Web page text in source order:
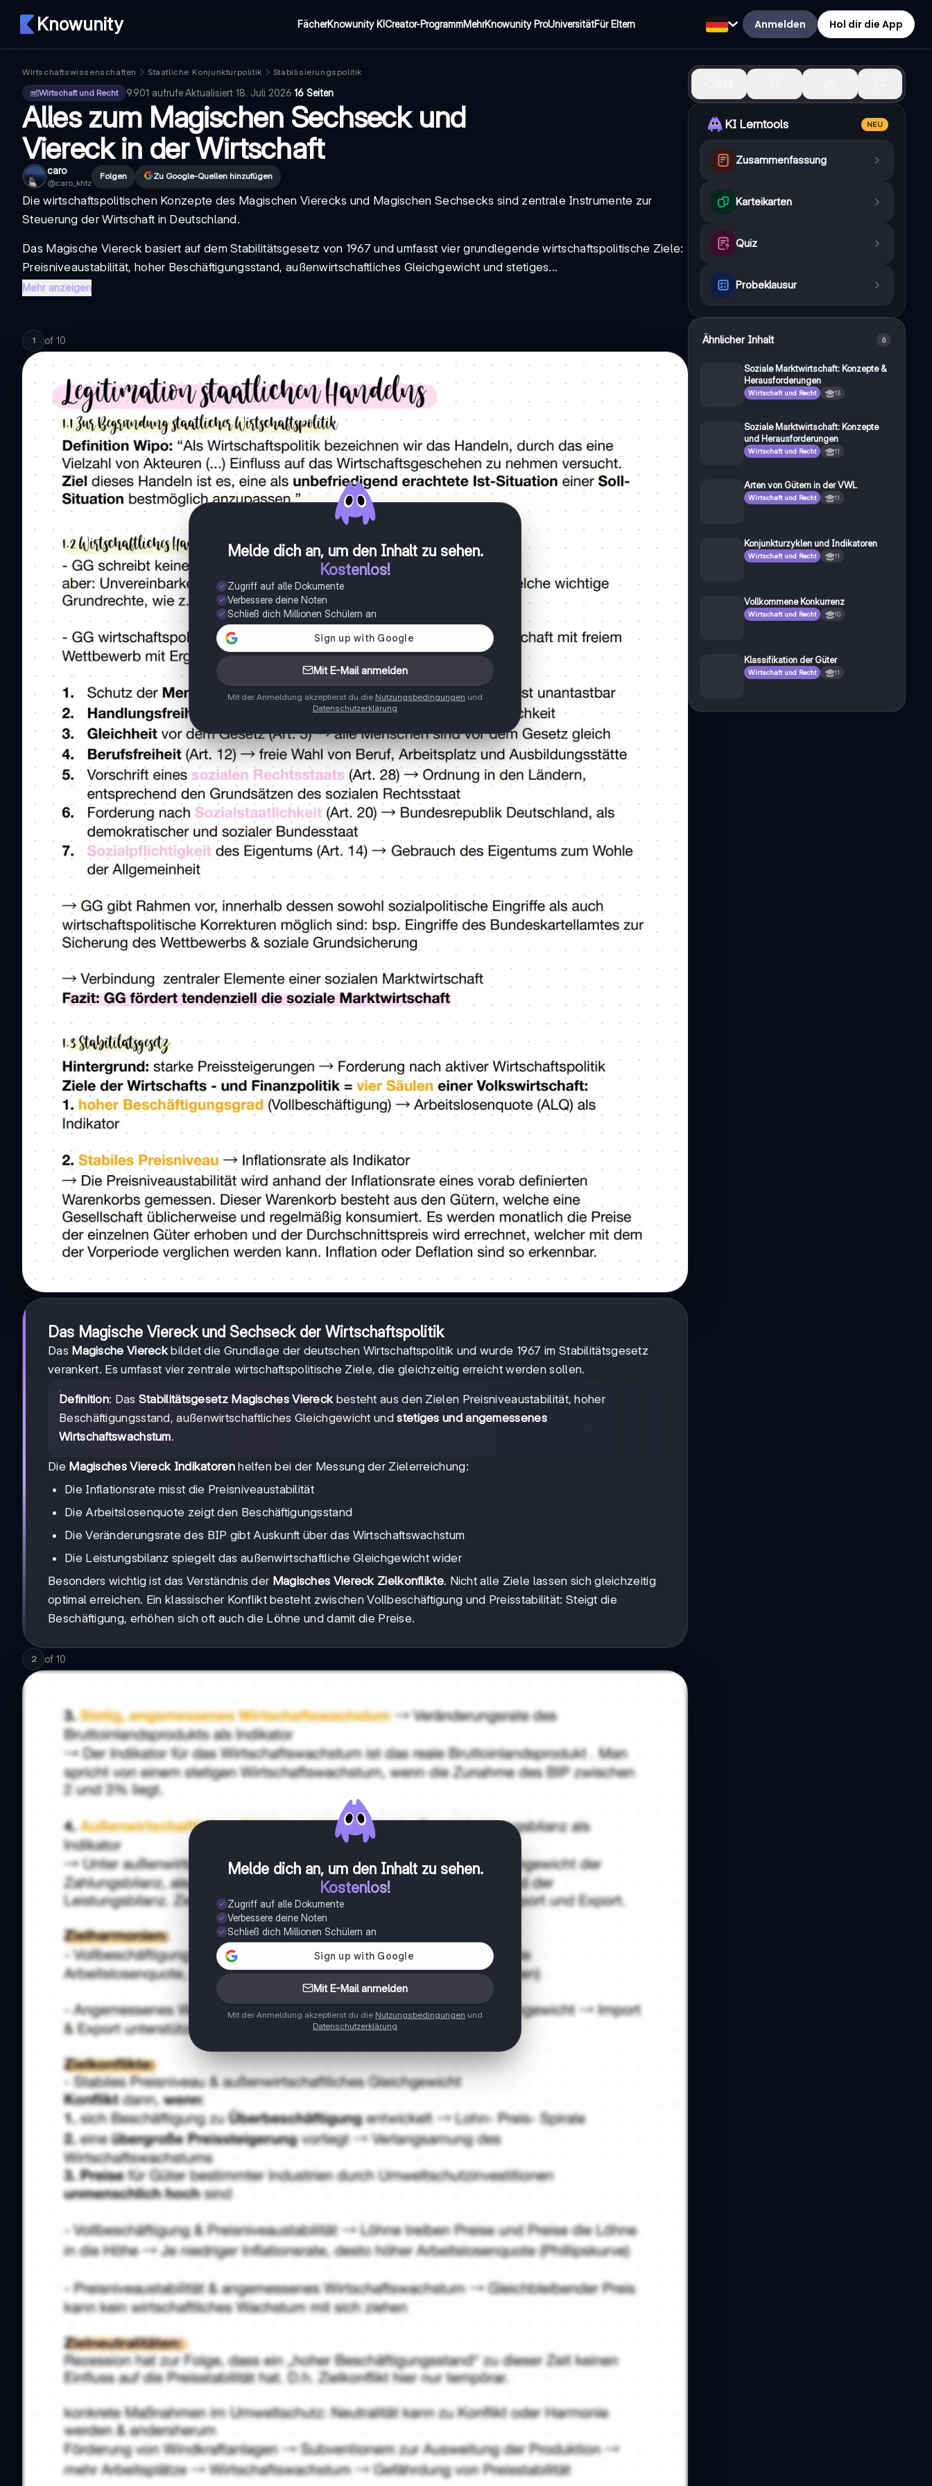
Knowunity FächerKnowunity KICreator-ProgrammMehrKnowunity ProUniversitätFür Eltern Anmelden Hol dir die App
Wirtschaftswissenschaften Staatliche Konjunkturpolitik
Stabilisierungspolitik
Wirtschaft und Recht
9.901 aufrufe·Aktualisiert 18. Juli 2026·16 Seiten
Alles zum Magischen Sechseck und
Viereck in der Wirtschaft
caro
@caro_khtz
Folgen Zu Google-Quellen hinzufügen
Die wirtschaftspolitischen Konzepte des Magischen Vierecks und Magischen Sechsecks sind zentrale Instrumente zur
Steuerung der Wirtschaft in Deutschland.
Das Magische Viereck basiert auf dem Stabilitätsgesetz von 1967 und umfasst vier grundlegende wirtschaftspolitische Ziele:
Preisniveaustabilität, hoher Beschäftigungsstand, außenwirtschaftliches Gleichgewicht und stetiges...
Mehr anzeigen
1 of 10
Melde dich an, um den Inhalt zu sehen.
Kostenlos!
Zugriff auf alle Dokumente
Verbessere deine Noten
Schließ dich Millionen Schülern an
Mit E-Mail anmelden
Mit der Anmeldung akzeptierst du die Nutzungsbedingungen und
Datenschutzerklärung
Das Magische Viereck und Sechseck der Wirtschaftspolitik
Das Magische Viereck bildet die Grundlage der deutschen Wirtschaftspolitik und wurde 1967 im Stabilitätsgesetz
verankert. Es umfasst vier zentrale wirtschaftspolitische Ziele, die gleichzeitig erreicht werden sollen.
Definition: Das Stabilitätsgesetz Magisches Viereck besteht aus den Zielen Preisniveaustabilität, hoher
Beschäftigungsstand, außenwirtschaftliches Gleichgewicht undstetiges und angemessenes
Wirtschaftswachstum.
Die Magisches Viereck Indikatorenhelfen bei der Messung der Zielerreichung:
Die Inflationsrate misst die Preisniveaustabilität
Die Arbeitslosenquote zeigt den Beschäftigungsstand
Die Veränderungsrate des BIP gibt Auskunft über das Wirtschaftswachstum
Die Leistungsbilanz spiegelt das außenwirtschaftliche Gleichgewicht wider
Besonders wichtig ist das Verständnis der Magisches Viereck Zielkonflikte. Nicht alle Ziele lassen sich gleichzeitig
optimal erreichen. Ein klassischer Konflikt besteht zwischen Vollbeschäftigung und Preisstabilität: Steigt die
Beschäftigung, erhöhen sich oft auch die Löhne und damit die Preise.
2 of 10
Melde dich an, um den Inhalt zu sehen.
Kostenlos!
Zugriff auf alle Dokumente
Verbessere deine Noten
Schließ dich Millionen Schülern an
Mit E-Mail anmelden
Mit der Anmeldung akzeptierst du die Nutzungsbedingungen und
Datenschutzerklärung
KI Lerntools NEU
Zusammenfassung
Karteikarten
Quiz
Probeklausur
Ähnlicher Inhalt 6
Soziale Marktwirtschaft: Konzepte &
Herausforderungen
Wirtschaft und Recht 13
Soziale Marktwirtschaft: Konzepte
und Herausforderungen
Wirtschaft und Recht 11
Arten von Gütern in der VWL
Wirtschaft und Recht 11
Konjunkturzyklen und Indikatoren
Wirtschaft und Recht 11
Vollkommene Konkurrenz
Wirtschaft und Recht 10
Klassifikation der Güter
Wirtschaft und Recht 11